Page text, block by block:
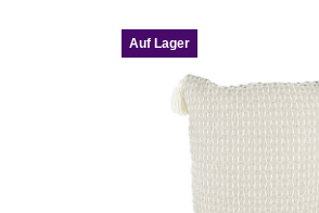
Auf Lager